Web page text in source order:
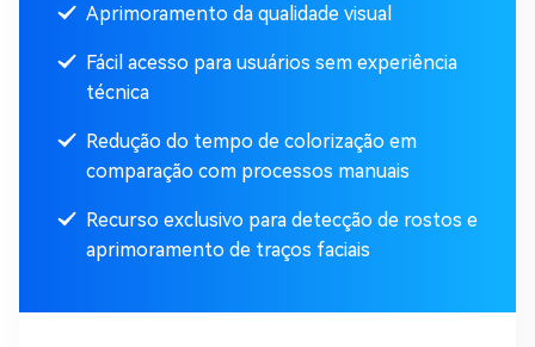
Aprimoramento da qualidade visual
Fácil acesso para usuários sem experiência
técnica
Redução do tempo de colorização em
comparação com processos manuais
Recurso exclusivo para detecção de rostos e
aprimoramento de traços faciais